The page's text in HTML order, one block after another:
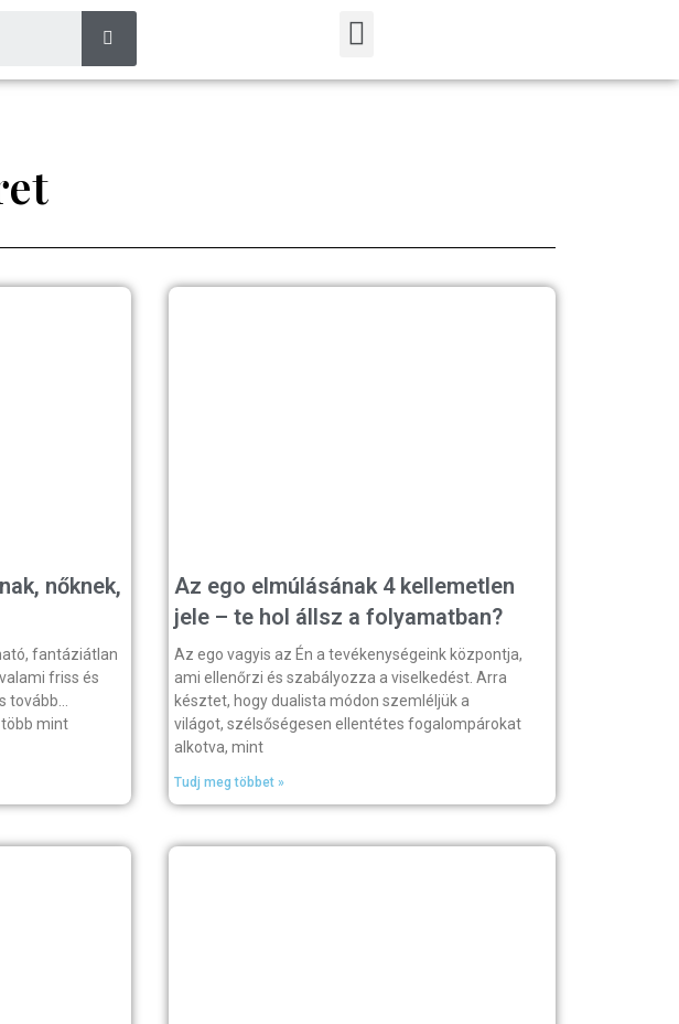
nőknek,
fantáziátlan
friss és
tovább…
mint
Az ego elmúlásának 4 kellemetlen
jele – te hol állsz a folyamatban?
Az ego vagyis az Én a tevékenységeink központja,
ami ellenőrzi és szabályozza a viselkedést. Arra
késztet, hogy dualista módon szemléljük a
világot, szélsőségesen ellentétes fogalompárokat
alkotva, mint
Tudj meg többet »